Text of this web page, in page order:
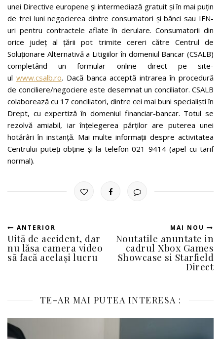
unei Directive europene și intermediază gratuit și în mai puțin
de trei luni negocierea dintre consumatori și bănci sau IFN-
uri pentru contractele aflate în derulare. Consumatorii din
orice județ al țării pot trimite cereri către Centrul de
Soluționare Alternativă a Litigiilor în domeniul Bancar (CSALB)
completând un formular online direct pe site-
ul www.csalb.ro. Dacă banca acceptă intrarea în procedură
de conciliere/negociere este desemnat un conciliator. CSALB
colaborează cu 17 conciliatori, dintre cei mai buni specialiști în
Drept, cu expertiză în domeniul financiar-bancar. Totul se
rezolvă amiabil, iar înțelegerea părților are puterea unei
hotărâri în instanță. Mai multe informații despre activitatea
Centrului puteți obține și la telefon 021 9414 (apel cu tarif
normal).
ANTERIOR
Uită de accident, dar
nu lăsa camera video
să facă același lucru
MAI NOU
Noutatile anuntate in
cadrul Xbox Games
Showcase si Starfield
Direct
TE-AR MAI PUTEA INTERESA :